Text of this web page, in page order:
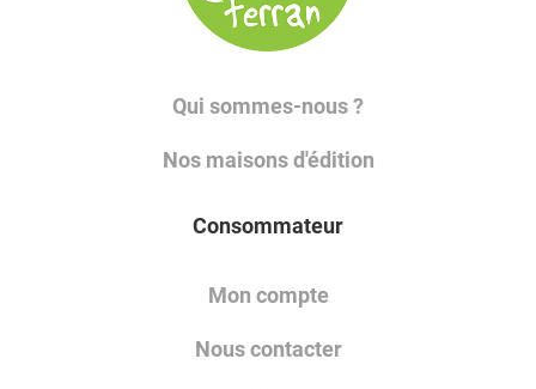
Qui sommes-nous ?
Nos maisons d'édition
Consommateur
Mon compte
Nous contacter